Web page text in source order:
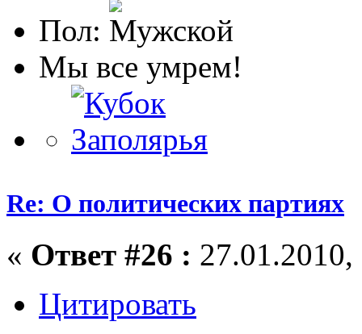
Пол:
Мы все умрем!
Re: О политических партиях
« Ответ #26 :
Цитировать